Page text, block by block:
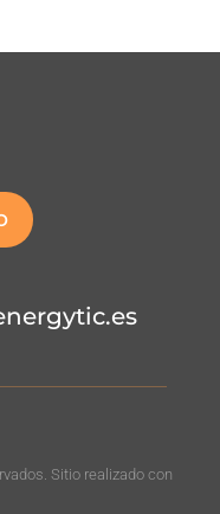
Sitio realizado con